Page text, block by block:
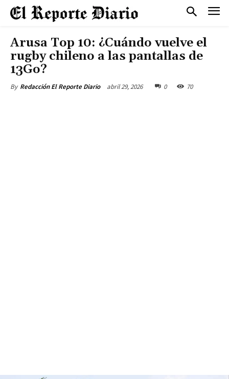
Arusa Top 10: ¿Cuándo vuelve el
rugby chileno a las pantallas de
13Go?
By Redacción El Reporte Diario abril 29, 2026 0 70